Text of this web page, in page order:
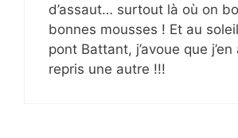
d’assaut… surtout là où on
bonnes mousses ! Et au
pont Battant, j’avoue que
repris une autre !!!